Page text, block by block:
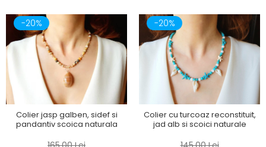
-20%
Colier jasp galben, sidef si
pandantiv scoica naturala
-20%
Colier cu turcoaz reconstituit,
jad alb si scoici naturale